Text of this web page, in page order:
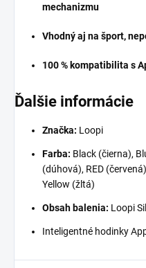
mechanizmu
Vhodný aj na šport,
100 % kompatibilita s
Ďalšie informácie
Značka: Loopi
Farba: Black (čierna),
(dúhová), RED
Yellow (žltá)
Obsah balenia: Loopi
Inteligentné hodinky